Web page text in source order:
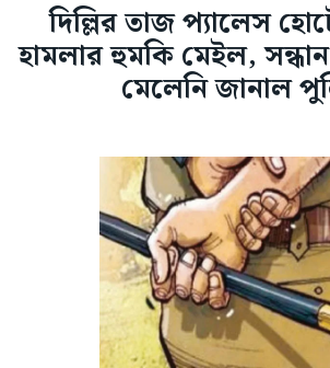
দিল্লির তাজ প্যালেস
হামলার হুমকি মেইল,
মেলেনি জানাল